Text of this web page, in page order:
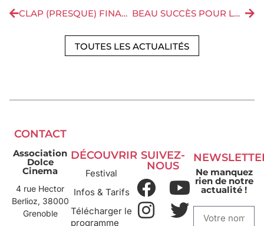
CLAP (PRESQUE) FINAL POUR LA 18ÈME ÉDITION DU FESTIVAL DOLCE CINEMA BEAU SUCCÈS POUR LES SÉANCES DE « UN PAESE DI RESISTENZA » EN PRÉSENCE DE SA RÉALISATRICE
TOUTES LES ACTUALITÉS
CONTACT
Association
Dolce
Cinema
4 rue Hector
Berlioz, 38000
Grenoble
DÉCOUVRIR
Festival
Infos & Tarifs
Télécharger le
programme
SUIVEZ-
NOUS
Ne manquez
rien de notre
actualité !